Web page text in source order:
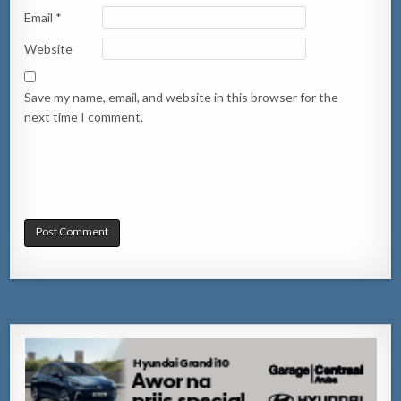
Email *
Website
Save my name, email, and website in this browser for the
next time I comment.